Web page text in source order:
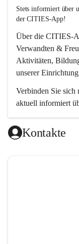
Stets informiert über
der CITIES-App!
Über die CITIES-
Verwandten &
Aktivitäten,
unserer
Verbinden Sie sich
aktuell informiert
Kontakte